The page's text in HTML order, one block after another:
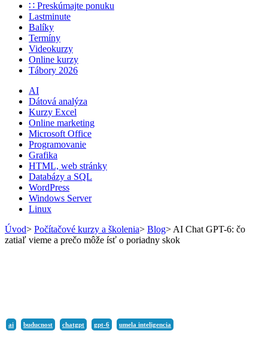
∷ Preskúmajte ponuku
Lastminute
Balíky
Termíny
Videokurzy
Online kurzy
Tábory 2026
AI
Dátová analýza
Kurzy Excel
Online marketing
Microsoft Office
Programovanie
Grafika
HTML, web stránky
Databázy a SQL
WordPress
Windows Server
Linux
Úvod> Počítačové kurzy a školenia> Blog> AI Chat GPT-6: čo
zatiaľ vieme a prečo môže ísť o poriadny skok
ai buducnost chatgpt gpt-6 umela inteligencia